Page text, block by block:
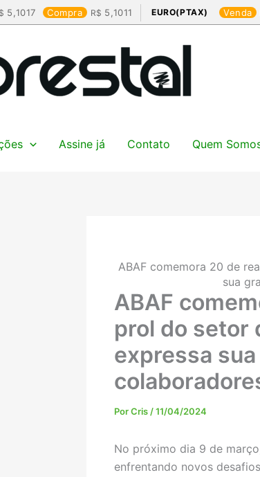
5,1017 Compra 5,1011 EURO(PTAX) Venda
Assine já Contato Quem
ABAF comemora 20 de
sua
ABAF
prol do setor
expressa
PorCris /11/04/2024
No próximo dia 9 de
enfrentando novos